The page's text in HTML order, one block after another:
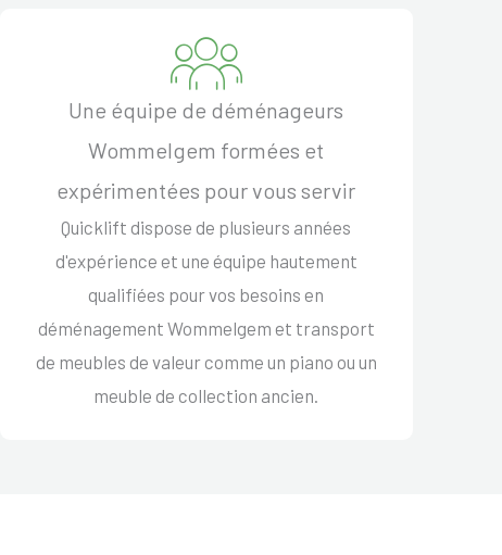
Une équipe de déménageurs
Wommelgem formées et
expérimentées pour vous servir
Quicklift dispose de plusieurs années
d'expérience et une équipe hautement
qualifiées pour vos besoins en
déménagement Wommelgem et transport
de meubles de valeur comme un piano ou un
meuble de collection ancien.